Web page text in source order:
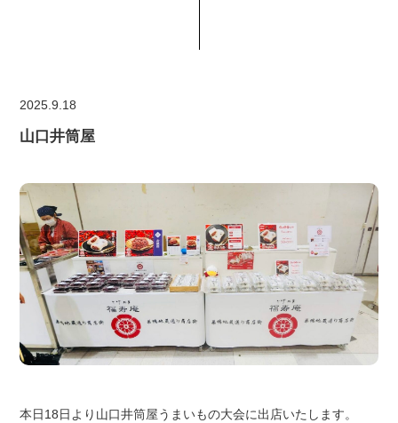
2025.9.18
山口井筒屋
本日18日より山口井筒屋うまいもの大会に出店いたします。